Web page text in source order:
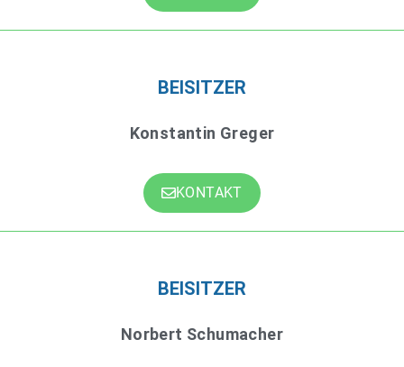
BEISITZER
Konstantin Greger
KONTAKT
BEISITZER
Norbert Schumacher